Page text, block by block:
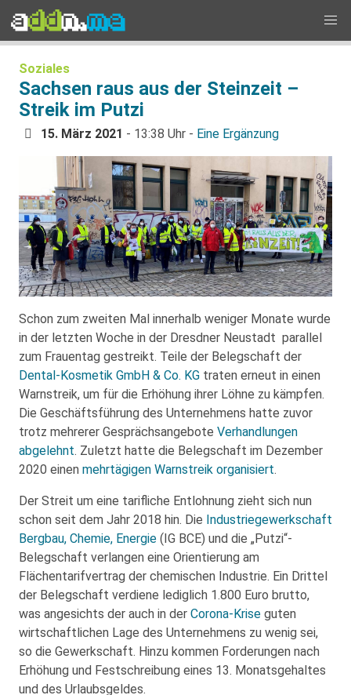
Soziales
Sachsen raus aus der Steinzeit –
Streik im Putzi
15. März 2021 - 13:38 Uhr - Eine Ergänzung
Schon zum zweiten Mal innerhalb weniger Monate wurde
in der letzten Woche in der Dresdner Neustadt parallel
zum Frauentag gestreikt. Teile der Belegschaft der
Dental-Kosmetik GmbH & Co. KG traten erneut in einen
Warnstreik, um für die Erhöhung ihrer Löhne zu kämpfen.
Die Geschäftsführung des Unternehmens hatte zuvor
trotz mehrerer Gesprächsangebote Verhandlungen
abgelehnt. Zuletzt hatte die Belegschaft im Dezember
2020 einen mehrtägigen Warnstreik organisiert.
Der Streit um eine tarifliche Entlohnung zieht sich nun
schon seit dem Jahr 2018 hin. Die Industriegewerkschaft
Bergbau, Chemie, Energie (IG BCE) und die „Putzi“-
Belegschaft verlangen eine Orientierung am
Flächentarifvertrag der chemischen Industrie. Ein Drittel
der Belegschaft verdiene lediglich 1.800 Euro brutto,
was angesichts der auch in der Corona-Krise guten
wirtschaftlichen Lage des Unternehmens zu wenig sei,
so die Gewerkschaft. Hinzu kommen Forderungen nach
Erhöhung und Festschreibung eines 13. Monatsgehaltes
und des Urlaubsgeldes.